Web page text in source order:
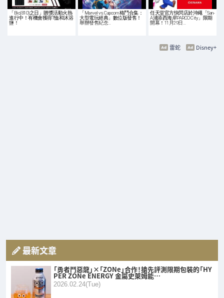
「Bio(810)之日」贈獎活動火熱
進行中！有機會獲得T恤和沐浴
鹽！
「Marvel vs. Capcom 格鬥合集：
大型電玩經典」數位版發售！
舉辦發售紀念…
任天堂官方快閃店於沖繩「San-
A浦添西海岸PARCO City」限期
開幕！11月29日…
Disney+
雷蛇
最新文章
「勇者鬥惡龍」×「ZONe」合作！搶先評測限期包裝的「HY
PER ZONe ENERGY 金屬史萊姆能…
2026.02.24(Tue)